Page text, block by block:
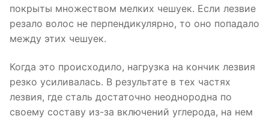
покрыты множеством мелких чешуек. Если лезвие
резало волос не перпендикулярно, то оно попадало
между этих чешуек.
Когда это происходило, нагрузка на кончик лезвия
резко усиливалась. В результате в тех частях
лезвия, где сталь достаточно неоднородна по
своему составу из-за включений углерода, на нем